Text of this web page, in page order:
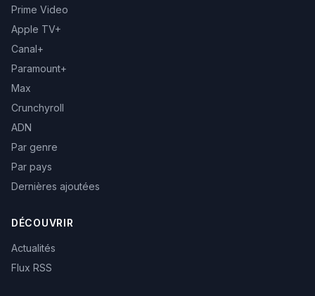
Prime Video
Apple TV+
Canal+
Paramount+
Max
Crunchyroll
ADN
Par genre
Par pays
Dernières ajoutées
DÉCOUVRIR
Actualités
Flux RSS